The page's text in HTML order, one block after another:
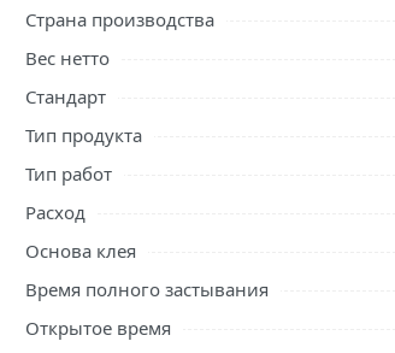
Страна производства
Вес нетто
Стандарт
Тип продукта
Тип работ
Расход
Основа клея
Время полного застывания
Открытое время